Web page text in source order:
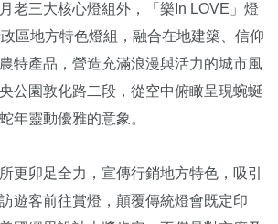
老三大核心燈組外，「樂In LOVE」燈
區地方特色燈組，融合在地建築、信仰
特產品，營造充滿浪漫與活力的城市風
公園敦化路二段，從空中俯瞰呈現蜿蜒
年靈動優雅的意象。
更卯足全力，宣傳行銷地方特色，吸引
遊客前往賞燈，顛覆傳統燈會既定印